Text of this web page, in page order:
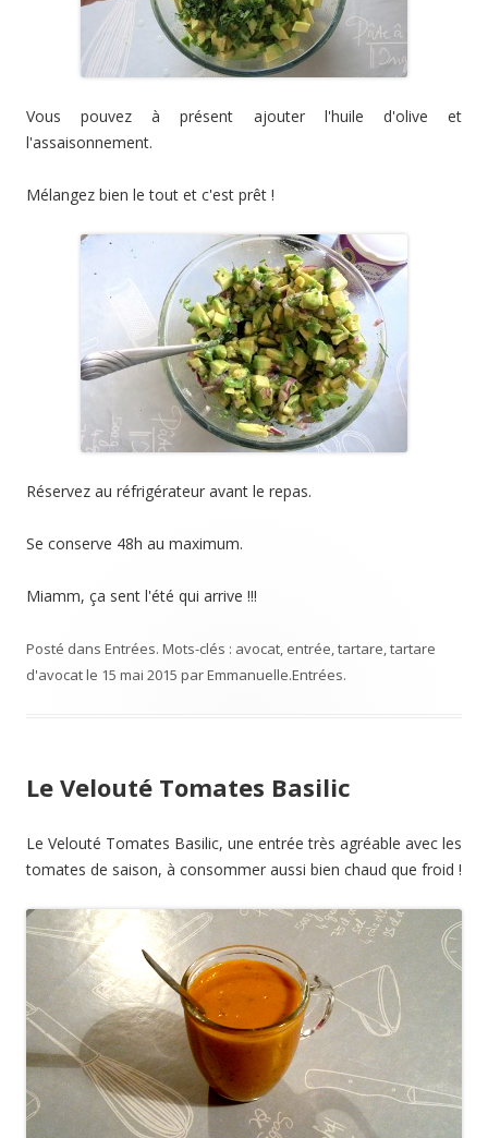
Vous pouvez à présent ajouter l'huile d'olive et
l'assaisonnement.
Mélangez bien le tout et c'est prêt !
Réservez au réfrigérateur avant le repas.
Se conserve 48h au maximum.
Miamm, ça sent l'été qui arrive !!!
Posté dans Entrées. Mots-clés : avocat, entrée,tartare,tartare
d'avocatle 15 mai 2015 parEmmanuelle.Entrées.
Le Velouté Tomates Basilic
Le Velouté Tomates Basilic, une entrée très agréable avec les
tomates de saison, à consommer aussi bien chaud que froid !